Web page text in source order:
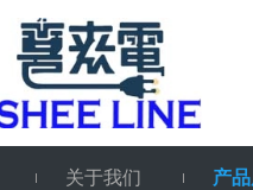
关于我们 产